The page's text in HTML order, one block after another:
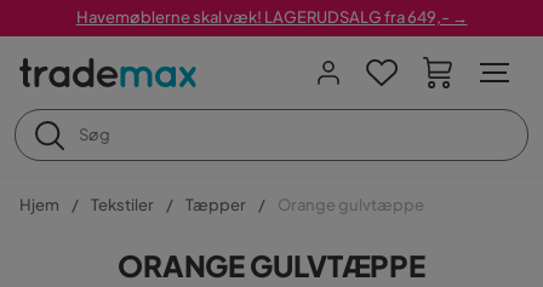
Havemøblerne skal væk! LAGERUDSALG fra 649,- →
Hjem Tekstiler Tæpper Orange gulvtæppe
ORANGE GULVTÆPPE